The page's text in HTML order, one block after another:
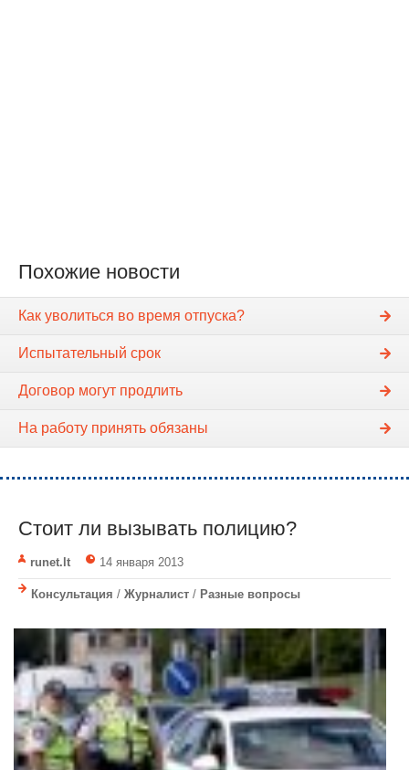
Похожие новости
Как уволиться во время отпуска?
Испытательный срок
Договор могут продлить
На работу принять обязаны
Стоит ли вызывать полицию?
runet.lt 14 января 2013
Консультация / Журналист / Разные вопросы